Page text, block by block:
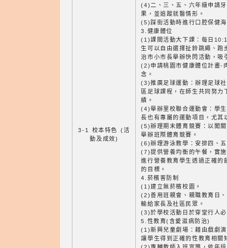
3-1 校本特色 (活
動及成效)
(4)二、三、五、六年級申請
果，並追蹤就醫情形。
(5)踩街活動時進行口腔保健
3.健康體位
(1)課間活動大下課：每日
生可以自由選擇扯鈴跳繩、
治市小市長舉辦快閃活動，吸
(2)申請桃園市健康體位計畫-
念。
(3)推廣足球運動：辦理足球
區足球課程，在師生共同努力
績。
(4)舉辦里校聯合運動會：學
長也有專屬的運動項目，尤其
(5)辦理期末體育競賽：以闖
舉辦班際體育競賽。
(6)辦理游泳教學：安排四、
(7)提供營養均衡的午餐，實
進行營養教育學生透過正確的
的目標。
4.菸檳害防制
(1)建立無菸檳校園。
(2)善用班親會、親職教育日
輸給家長及社區民眾。
(3)於學校活動日於穿堂行人
5.性教育(含愛滋病防治)
(1)新興兒童劇場：藉由戲劇
讓學生得到正確的性教育相關